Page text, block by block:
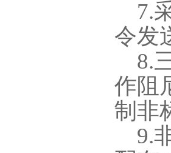
7.
令发
8.
作阻
制非
9.